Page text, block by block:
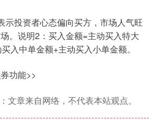
示投资者心态偏向买方，市场人气旺
。说明2：买入金额=主动买入特大
入中单金额+主动买入小单金额。
功能>>
文章来自网络，不代表本站观点。